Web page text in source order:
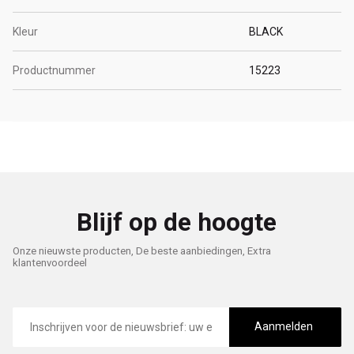
Kleur BLACK
Productnummer 15223
Blijf op de hoogte
Onze nieuwste producten, De beste aanbiedingen, Extra
klantenvoordeel
mailadres
Aanmelden